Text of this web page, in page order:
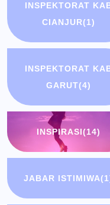
INSPEKTORAT
CIANJUR(1)
INSPEKTORAT
GARUT(4)
INSPIRASI(14)
JABAR ISTIMIWA